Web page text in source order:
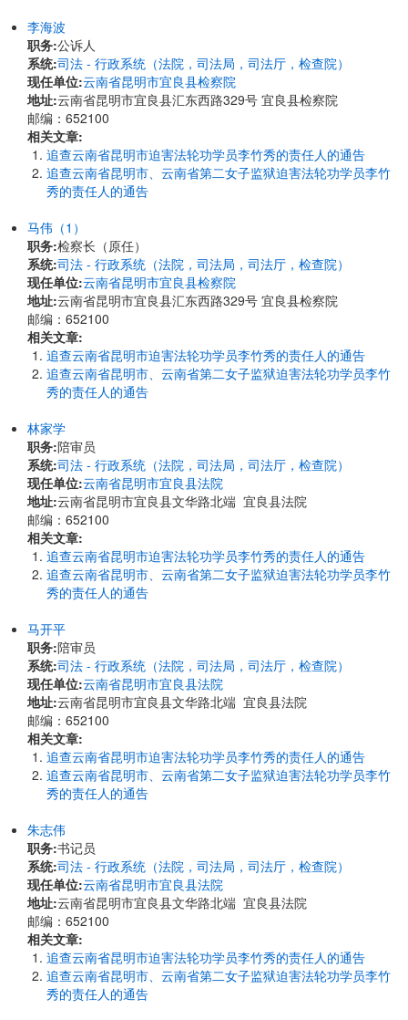
李海波
职务:公诉人
系统:司法 - 行政系统（法院，司法局，司法厅，检查院）
现任单位:云南省昆明市宜良县检察院
地址:云南省昆明市宜良县汇东西路329号 宜良县检察院
邮编：652100
相关文章:
追查云南省昆明市迫害法轮功学员李竹秀的责任人的通告
追查云南省昆明市、云南省第二女子监狱迫害法轮功学员李竹
秀的责任人的通告
马伟（1）
职务:检察长（原任）
系统:司法 - 行政系统（法院，司法局，司法厅，检查院）
现任单位:云南省昆明市宜良县检察院
地址:云南省昆明市宜良县汇东西路329号 宜良县检察院
邮编：652100
相关文章:
追查云南省昆明市迫害法轮功学员李竹秀的责任人的通告
追查云南省昆明市、云南省第二女子监狱迫害法轮功学员李竹
秀的责任人的通告
林家学
职务:陪审员
系统:司法 - 行政系统（法院，司法局，司法厅，检查院）
现任单位:云南省昆明市宜良县法院
地址:云南省昆明市宜良县文华路北端 宜良县法院
邮编：652100
相关文章:
追查云南省昆明市迫害法轮功学员李竹秀的责任人的通告
追查云南省昆明市、云南省第二女子监狱迫害法轮功学员李竹
秀的责任人的通告
马开平
职务:陪审员
系统:司法 - 行政系统（法院，司法局，司法厅，检查院）
现任单位:云南省昆明市宜良县法院
地址:云南省昆明市宜良县文华路北端 宜良县法院
邮编：652100
相关文章:
追查云南省昆明市迫害法轮功学员李竹秀的责任人的通告
追查云南省昆明市、云南省第二女子监狱迫害法轮功学员李竹
秀的责任人的通告
朱志伟
职务:书记员
系统:司法 - 行政系统（法院，司法局，司法厅，检查院）
现任单位:云南省昆明市宜良县法院
地址:云南省昆明市宜良县文华路北端 宜良县法院
邮编：652100
相关文章:
追查云南省昆明市迫害法轮功学员李竹秀的责任人的通告
追查云南省昆明市、云南省第二女子监狱迫害法轮功学员李竹
秀的责任人的通告